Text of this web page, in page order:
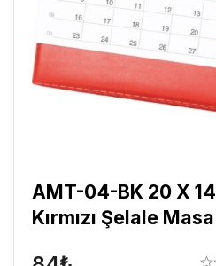
AMT-04-BK 20 X
Kırmızı Şelale